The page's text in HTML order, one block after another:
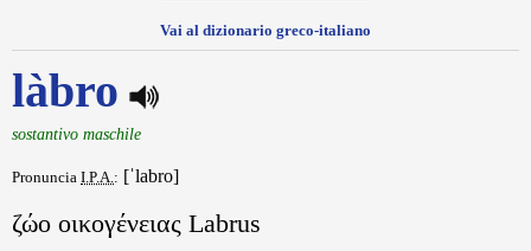
Vai al dizionario greco-italiano
làbro
sostantivo maschile
Pronuncia I.P.A.: [ˈlabro]
ζώο οικογένειας Labrus